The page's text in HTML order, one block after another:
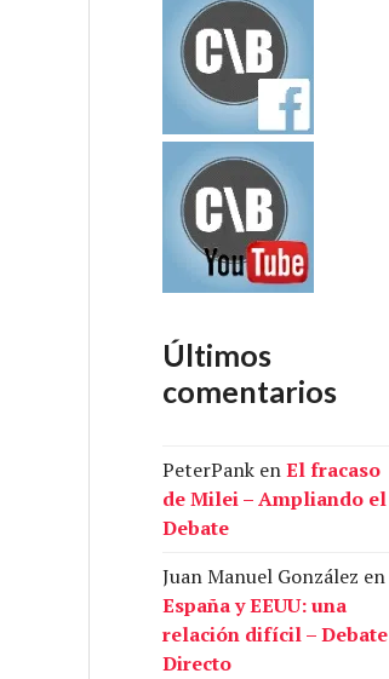
Últimos
comentarios
PeterPank enEl fracaso
de Milei – Ampliando el
Debate
Juan Manuel González en
España y EEUU: una
relación difícil – Debate
Directo